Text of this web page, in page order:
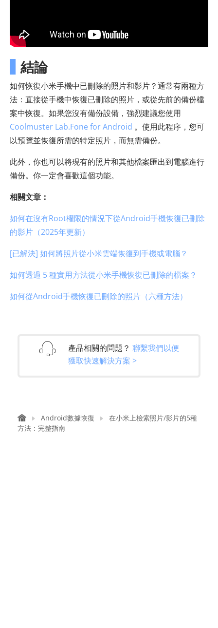
結論
如何恢復小米手機中已刪除的照片和影片？通常有兩種方
法：直接從手機中恢復已刪除的照片，或從先前的備份檔
案中恢復。如果您沒有備份設備，強烈建議您使用
Coolmuster Lab.Fone for Android 。使用此程序，您可
以預覽並恢復所需的特定照片，而無需備份。
此外，你也可以將現有的照片和其他檔案匯出到電腦進行
備份。你一定會喜歡這個功能。
相關文章：
如何在沒有Root權限的情況下從Android手機恢復已刪除
的影片（2025年更新）
[已解決] 如何將照片從小米雲端恢復到手機或電腦？
如何透過 5 種實用方法從小米手機恢復已刪除的檔案？
如何從Android手機恢復已刪除的照片（六種方法）
產品相關的問題？ 聯繫我們以便
獲取快速解決方案 >
Android數據恢復
在小米上檢索照片/影片的5種
方法：完整指南